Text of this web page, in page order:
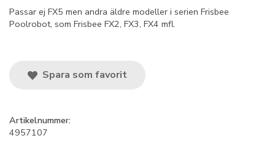
Passar ej FX5 men andra äldre modeller i serien Frisbee
Poolrobot, som Frisbee FX2, FX3, FX4 mfl.
Spara som favorit
Artikelnummer:
4957107